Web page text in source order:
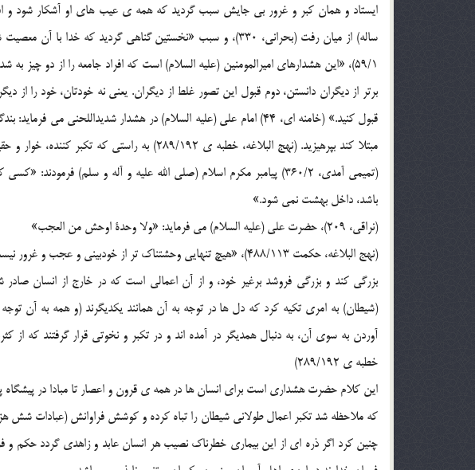
ایستاد و همان کبر و غرور بی جایش سبب گردید که همه ی عیب های او آشکار شود و
59/1)، «این هشدارهای امیرالمومنین (علیه السلام) است که افراد جامعه را از دو چیز
برتر از دیگران دانستن، دوم قبول این تصور غلط از دیگران. یعنی نه خودتان، خود را از
قبول کنید.» (خامنه ای، 44) امام علی (علیه السلام) در هشدار شدیداللحنی
مبتلا کند بپرهیزید. (نهج البلاغه، خطبه ی 289/192)
(تمیمی آمدی، 360/2) پیامبر مکرم اسلام (صلی الله علیه و آله و سلم)
باشد، داخل بهشت نمی شود.»
(نراقی، 209)، حضرت علی (علیه السلام) می فرماید: «ولا وحدة اوحش من العجب»
(نهج البلاغه، حکمت 488/113)، «هیچ تنهایی وحشتناک تر از خودبینی
(شیطان) به امری تکیه کرد که دل ها در توجه به آن همانند یکدیگرند (و همه به آن
آوردن به سوی آن، به دنبال همدیگر در آمده اند و در تکبر و نخوتی قرار گرفتند که
خطبه ی 289/192)
این کلام حضرت هشداری است برای انسان ها در همه ی قرون و اعصار تا مبادا در پیشگاه
که ملاحظه شد تکبر اعمال طولانی شیطان را تباه کرده و کوشش فراوانش (عبادات شش
چنین کرد اگر ذره ای از این بیماری خطرناک نصیب هر انسان عابد و زاهدی گردد